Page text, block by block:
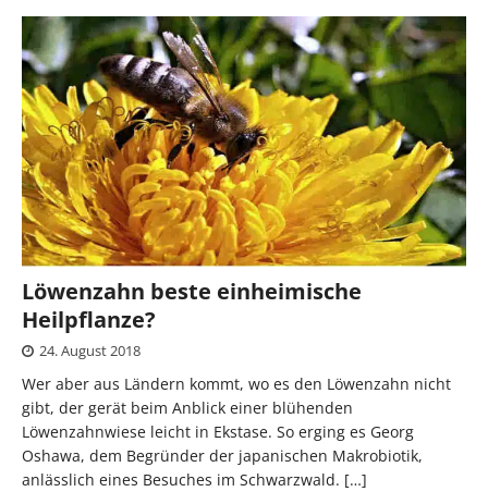
Löwenzahn beste einheimische
Heilpflanze?
24. August 2018
Wer aber aus Ländern kommt, wo es den Löwenzahn nicht
gibt, der gerät beim Anblick einer blühenden
Löwenzahnwiese leicht in Ekstase. So erging es Georg
Oshawa, dem Begründer der japanischen Makrobiotik,
anlässlich eines Besuches im Schwarzwald. […]